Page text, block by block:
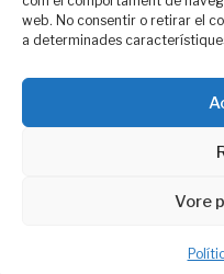
web. No consentir o retirar el
a determinades
Vore
Seguix-nos en:
©